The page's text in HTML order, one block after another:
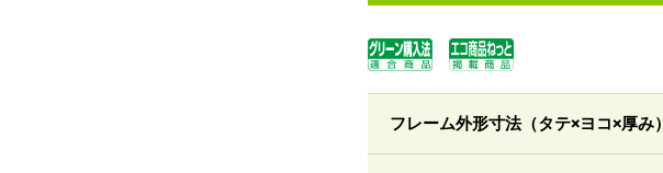
フレーム外形寸法（タテ×ヨコ×厚み）